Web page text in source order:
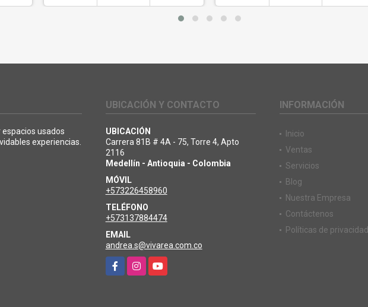
usados
experiencias.
UBICACIÓN Y CONTACTO
UBICACIÓN
Carrera 81B # 4A - 75, Torre 4, Apto
2116
Medellín - Antioquia - Colombia
MÓVIL
+573226458960
TELÉFONO
+573137884474
EMAIL
andrea.s@vivarea.com.co
FacebookInstagramYouTube
INFORMACIÓN
Inicio
Ventas
Servicios
Blog
Nuestra Empresa
Contáctenos
Políticas de privacidad